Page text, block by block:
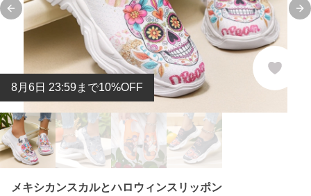
Previous slide
8月 6日 23:59まで10%OFF
メキシカンスカルとハロウィンスリッポン